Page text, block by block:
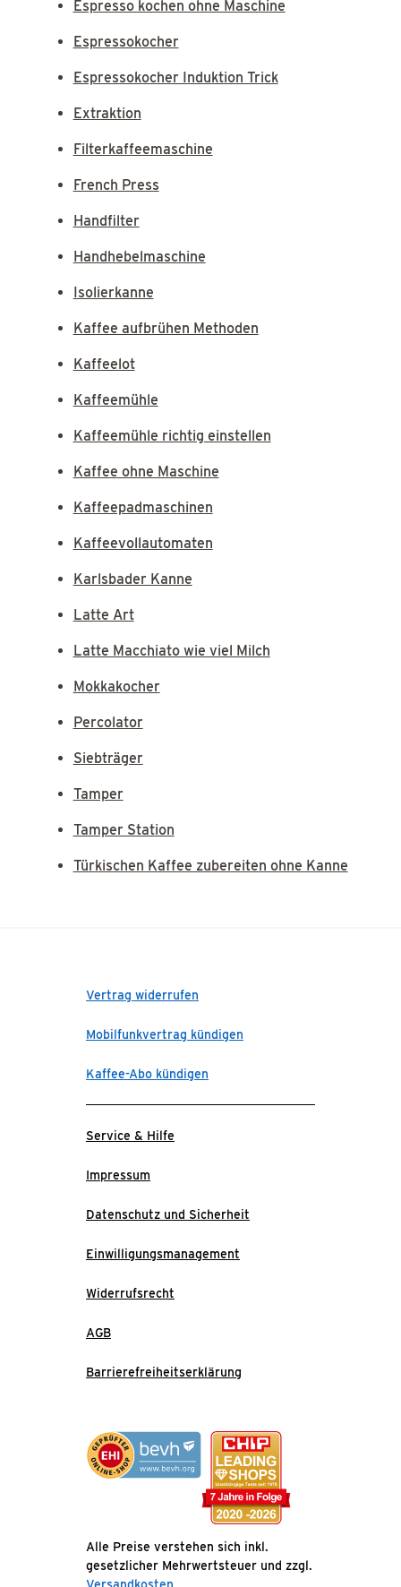
Espresso kochen ohne Maschine
Espressokocher
Espressokocher Induktion Trick
Extraktion
Filterkaffeemaschine
French Press
Handfilter
Handhebelmaschine
Isolierkanne
Kaffee aufbrühen Methoden
Kaffeelot
Kaffeemühle
Kaffeemühle richtig einstellen
Kaffee ohne Maschine
Kaffeepadmaschinen
Kaffeevollautomaten
Karlsbader Kanne
Latte Art
Latte Macchiato wie viel Milch
Mokkakocher
Percolator
Siebträger
Tamper
Tamper Station
Türkischen Kaffee zubereiten ohne Kanne
Vertrag widerrufen
Mobilfunkvertrag kündigen
Kaffee-Abo kündigen
Service & Hilfe
Impressum
Datenschutz und Sicherheit
Einwilligungsmanagement
Widerrufsrecht
AGB
Barrierefreiheitserklärung
Alle Preise verstehen sich inkl.
gesetzlicher Mehrwertsteuer und zzgl.